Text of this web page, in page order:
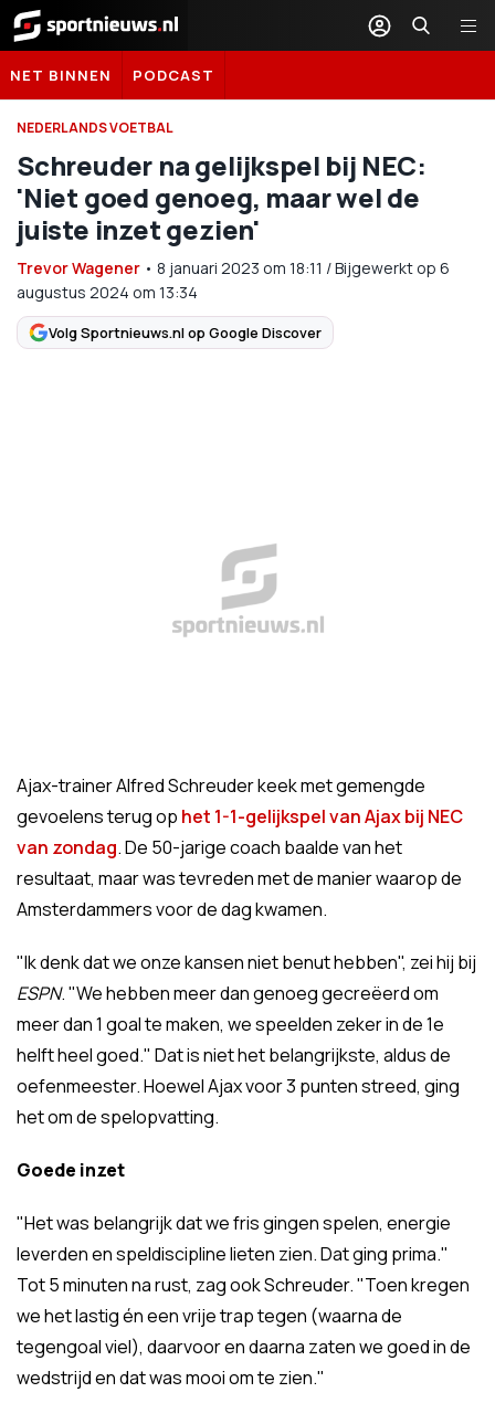
Sportnieuws.nl
NET BINNEN PODCAST
NEDERLANDS VOETBAL
Schreuder na gelijkspel bij NEC:
'Niet goed genoeg, maar wel de
juiste inzet gezien'
Trevor Wagener • 8 januari 2023 om 18:11 /Bijgewerkt op 6
augustus 2024 om 13:34
Volg Sportnieuws.nl op Google Discover
Ajax-trainer Alfred Schreuder keek met gemengde
gevoelens terug op het 1-1-gelijkspel van Ajax bij NEC
van zondag. De 50-jarige coach baalde van het
resultaat, maar was tevreden met de manier waarop de
Amsterdammers voor de dag kwamen.
"Ik denk dat we onze kansen niet benut hebben", zei hij bij
ESPN. "We hebben meer dan genoeg gecreëerd om
meer dan 1 goal te maken, we speelden zeker in de 1e
helft heel goed." Dat is niet het belangrijkste, aldus de
oefenmeester. Hoewel Ajax voor 3 punten streed, ging
het om de spelopvatting.
Goede inzet
"Het was belangrijk dat we fris gingen spelen, energie
leverden en speldiscipline lieten zien. Dat ging prima."
Tot 5 minuten na rust, zag ook Schreuder. "Toen kregen
we het lastig én een vrije trap tegen (waarna de
tegengoal viel), daarvoor en daarna zaten we goed in de
wedstrijd en dat was mooi om te zien."